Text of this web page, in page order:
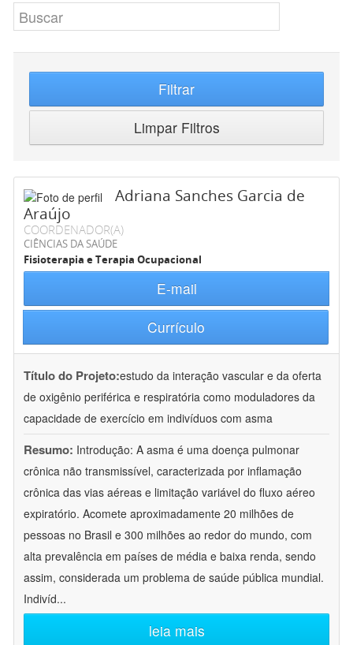
Filtrar
Limpar Filtros
Adriana Sanches Garcia de
Araújo
COORDENADOR(A)
CIÊNCIAS DA SAÚDE
Fisioterapia e Terapia Ocupacional
E-mail
Currículo
Título do Projeto:estudo da interação vascular e da oferta
de oxigênio periférica e respiratória como moduladores da
capacidade de exercício em indivíduos com asma
Resumo: Introdução: A asma é uma doença pulmonar
crônica não transmissível, caracterizada por inflamação
crônica das vias aéreas e limitação variável do fluxo aéreo
expiratório. Acomete aproximadamente 20 milhões de
pessoas no Brasil e 300 milhões ao redor do mundo, com
alta prevalência em países de média e baixa renda, sendo
assim, considerada um problema de saúde pública mundial.
Indivíd...
leia mais